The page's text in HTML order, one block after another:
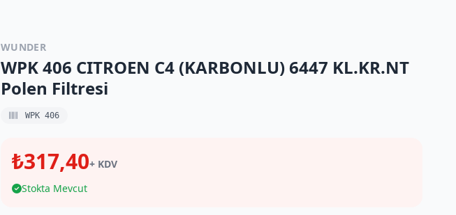
WUNDER
WPK 406 CITROEN C4 (KARBONLU) 6447 KL.KR.NT
Polen Filtresi
WPK 406
₺317,40+ KDV
Stokta Mevcut